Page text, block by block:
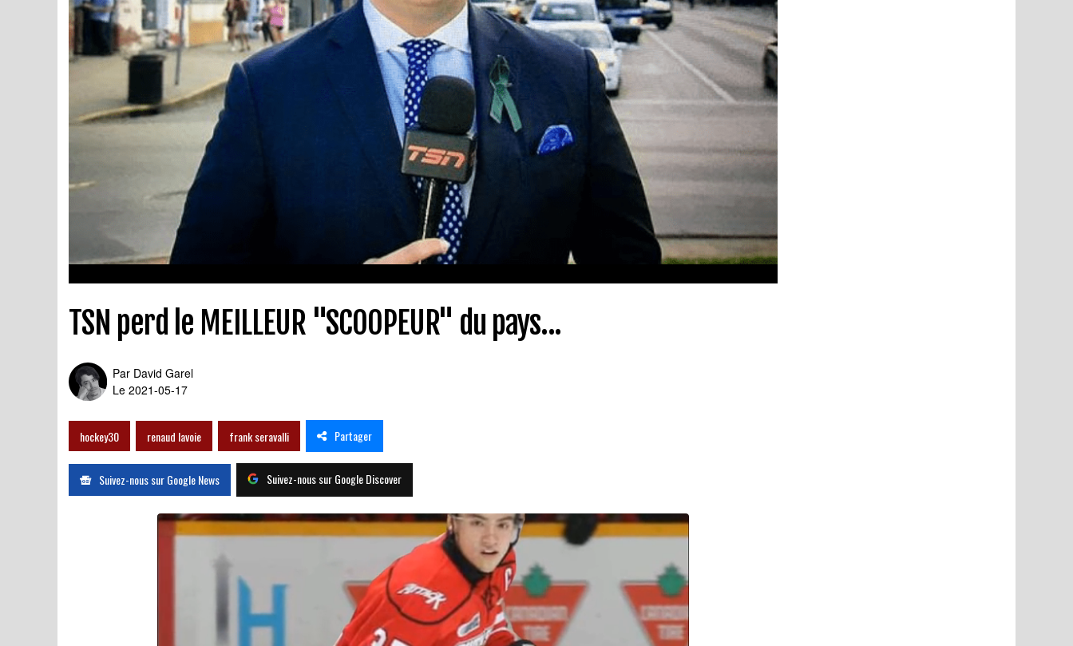
TSN perd le MEILLEUR "SCOOPEUR" du pays...
Par David Garel
Le 2021-05-17
hockey30 renaud lavoie frank seravalli Partager
Suivez-nous sur Google News Suivez-nous sur Google Discover